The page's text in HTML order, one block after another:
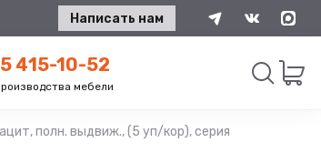
Написать нам
415-10-52
мебели
Искать
полн. выдвиж., (5 уп/кор), серия А, TALISMAN